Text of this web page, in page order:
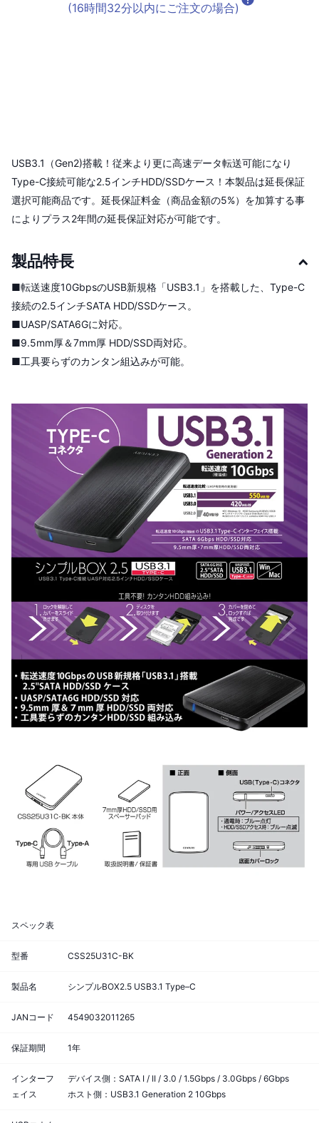
(16時間32分以内にご注文の場合)
USB3.1（Gen2)搭載！従来より更に高速データ転送可能になり
Type-C接続可能な2.5インチHDD/SSDケース！本製品は延長保証
選択可能商品です。延長保証料金（商品金額の5%）を加算する事
によりプラス2年間の延長保証対応が可能です。
製品特長
■転送速度10GbpsのUSB新規格「USB3.1」を搭載した、Type-C
接続の2.5インチSATA HDD/SSDケース。
■UASP/SATA6Gに対応。
■9.5mm厚＆7mm厚 HDD/SSD両対応。
■工具要らずのカンタン組込みが可能。
スペック表
型番 CSS25U31C-BK
製品名 シンプルBOX2.5 USB3.1 Type–C
JANコード 4549032011265
保証期間 1年
インターフ
ェイス
デバイス側：SATA I / II / 3.0 / 1.5Gbps / 3.0Gbps / 6Gbps
ホスト側：USB3.1 Generation 2 10Gbps